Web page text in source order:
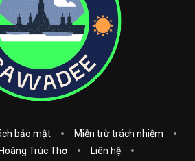
bảo mật
Miễn trừ trách nhiệm
Trúc Thơ
Liên hệ